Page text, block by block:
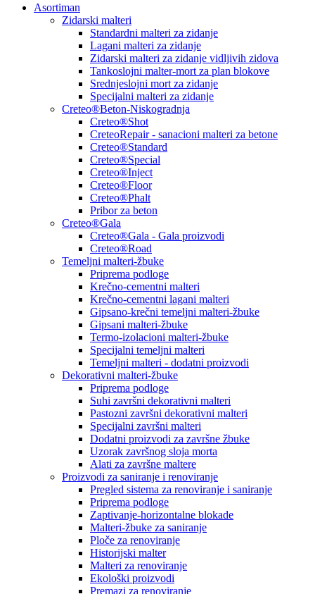
Asortiman
Zidarski malteri
Standardni malteri za zidanje
Lagani malteri za zidanje
Zidarski malteri za zidanje vidljivih zidova
Tankoslojni malter-mort za plan blokove
Srednjeslojni mort za zidanje
Specijalni malteri za zidanje
Creteo®Beton-Niskogradnja
Creteo®Shot
CreteoRepair - sanacioni malteri za betone
Creteo®Standard
Creteo®Special
Creteo®Inject
Creteo®Floor
Creteo®Phalt
Pribor za beton
Creteo®Gala
Creteo®Gala - Gala proizvodi
Creteo®Road
Temeljni malteri-žbuke
Priprema podloge
Krečno-cementni malteri
Krečno-cementni lagani malteri
Gipsano-krečni temeljni malteri-žbuke
Gipsani malteri-žbuke
Termo-izolacioni malteri-žbuke
Specijalni temeljni malteri
Temeljni malteri - dodatni proizvodi
Dekorativni malteri-žbuke
Priprema podloge
Suhi završni dekorativni malteri
Pastozni završni dekorativni malteri
Specijalni završni malteri
Dodatni proizvodi za završne žbuke
Uzorak završnog sloja morta
Alati za završne maltere
Proizvodi za saniranje i renoviranje
Pregled sistema za renoviranje i saniranje
Priprema podloge
Zaptivanje-horizontalne blokade
Malteri-žbuke za saniranje
Ploče za renoviranje
Historijski malter
Malteri za renoviranje
Ekološki proizvodi
Premazi za renoviranje